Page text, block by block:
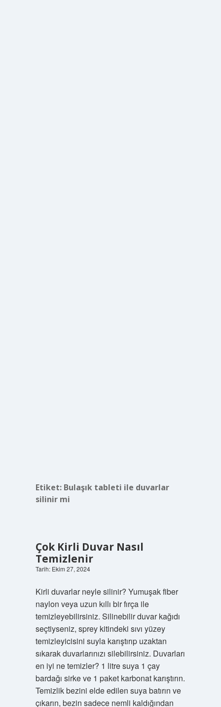
Etiket: Bulaşık tableti ile duvarlar
silinir mi
Çok Kirli Duvar Nasıl
Temizlenir
Tarih: Ekim 27, 2024
Kirli duvarlar neyle silinir? Yumuşak fiber
naylon veya uzun kıllı bir fırça ile
temizleyebilirsiniz. Silinebilir duvar kağıdı
seçtiyseniz, sprey kitindeki sıvı yüzey
temizleyicisini suyla karıştırıp uzaktan
sıkarak duvarlarınızı silebilirsiniz. Duvarları
en iyi ne temizler? 1 litre suya 1 çay
bardağı sirke ve 1 paket karbonat karıştırın.
Temizlik bezini elde edilen suya batırın ve
çıkarın, bezin sadece nemli kaldığından